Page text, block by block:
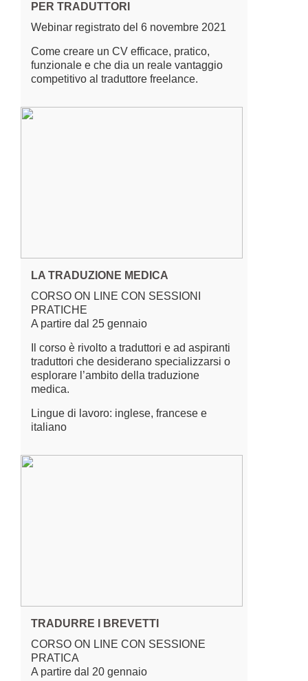
PER TRADUTTORI
Webinar registrato del 6 novembre 2021
Come creare un CV efficace, pratico,
funzionale e che dia un reale vantaggio
competitivo al traduttore freelance.
LA TRADUZIONE MEDICA
CORSO ON LINE CON SESSIONI
PRATICHE
A partire dal 25 gennaio
Il corso è rivolto a traduttori e ad aspiranti
traduttori che desiderano specializzarsi o
esplorare l’ambito della traduzione
medica.
Lingue di lavoro: inglese, francese e
italiano
TRADURRE I BREVETTI
CORSO ON LINE CON SESSIONE
PRATICA
A partire dal 20 gennaio